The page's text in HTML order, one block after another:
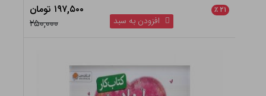
۲۱ ٪
۱۹۷,۵۰۰ تومان
۲۵۰,۰۰۰
افزودن به سبد